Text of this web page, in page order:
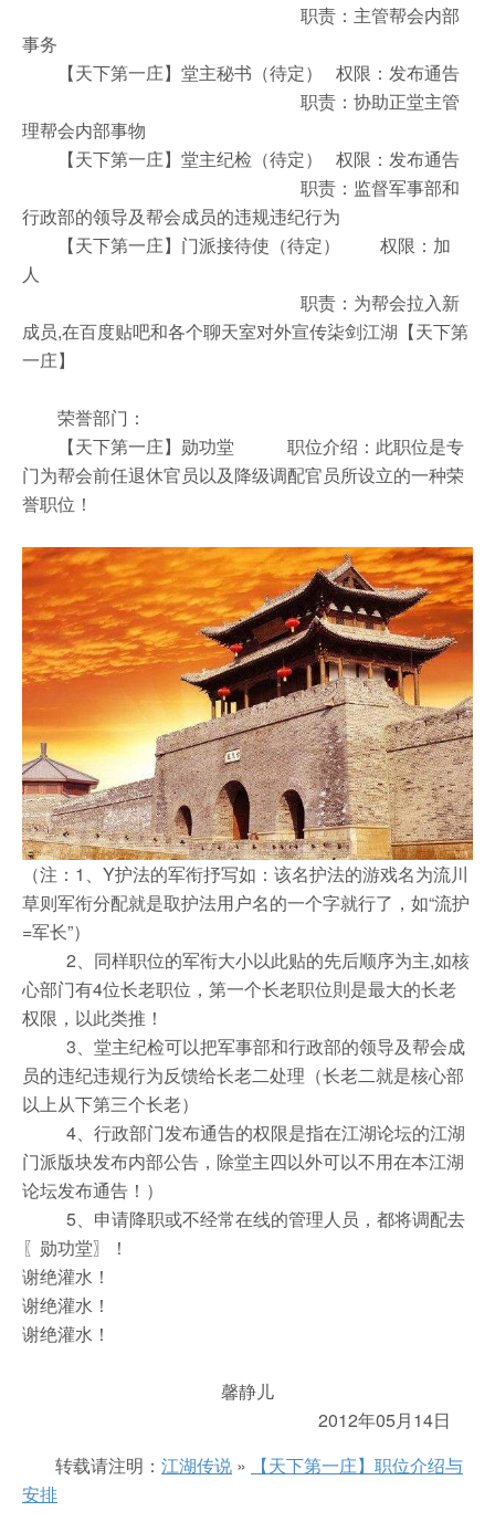
职责：主管帮会内部
事务
【天下第一庄】堂主秘书（待定） 权限：发布通告
职责：协助正堂主管
理帮会内部事物
【天下第一庄】堂主纪检（待定） 权限：发布通告
职责：监督军事部和
行政部的领导及帮会成员的违规违纪行为
【天下第一庄】门派接待使（待定） 权限：加
人
职责：为帮会拉入新
成员,在百度贴吧和各个聊天室对外宣传柒剑江湖【天下第
一庄】
荣誉部门：
【天下第一庄】勋功堂 职位介绍：此职位是专
门为帮会前任退休官员以及降级调配官员所设立的一种荣
誉职位！
（注：1、Y护法的军衔抒写如：该名护法的游戏名为流川
草则军衔分配就是取护法用户名的一个字就行了，如“流护
=军长”）
2、同样职位的军衔大小以此贴的先后顺序为主,如核
心部门有4位长老职位，第一个长老职位則是最大的长老
权限，以此类推！
3、堂主纪检可以把军事部和行政部的领导及帮会成
员的违纪违规行为反馈给长老二处理（长老二就是核心部
以上从下第三个长老）
4、行政部门发布通告的权限是指在江湖论坛的江湖
门派版块发布内部公告，除堂主四以外可以不用在本江湖
论坛发布通告！）
5、申请降职或不经常在线的管理人员，都将调配去
〖勋功堂〗！
谢绝灌水！
谢绝灌水！
谢绝灌水！
馨静儿
2012年05月14日
转载请注明： 江湖传说 »
【天下第一庄】职位介绍与
安排